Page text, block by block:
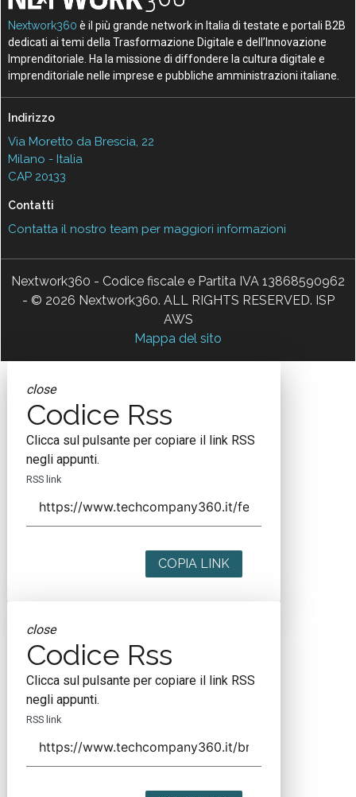
Nextwork360 è il più grande network in Italia di testate e portali B2B
dedicati ai temi della Trasformazione Digitale e dell’Innovazione
Imprenditoriale. Ha la missione di diffondere la cultura digitale e
imprenditoriale nelle imprese e pubbliche amministrazioni italiane.
Indirizzo
Via Moretto da Brescia, 22
Milano - Italia
CAP 20133
Contatti
Contatta il nostro team per maggiori informazioni
Nextwork360 - Codice fiscale e Partita IVA 13868590962
- © 2026 Nextwork360. ALL RIGHTS RESERVED. ISP
AWS
Mappa del sito
close
Codice Rss
Clicca sul pulsante per copiare il link RSS
negli appunti.
RSS link
COPIA LINK
close
Codice Rss
Clicca sul pulsante per copiare il link RSS
negli appunti.
RSS link